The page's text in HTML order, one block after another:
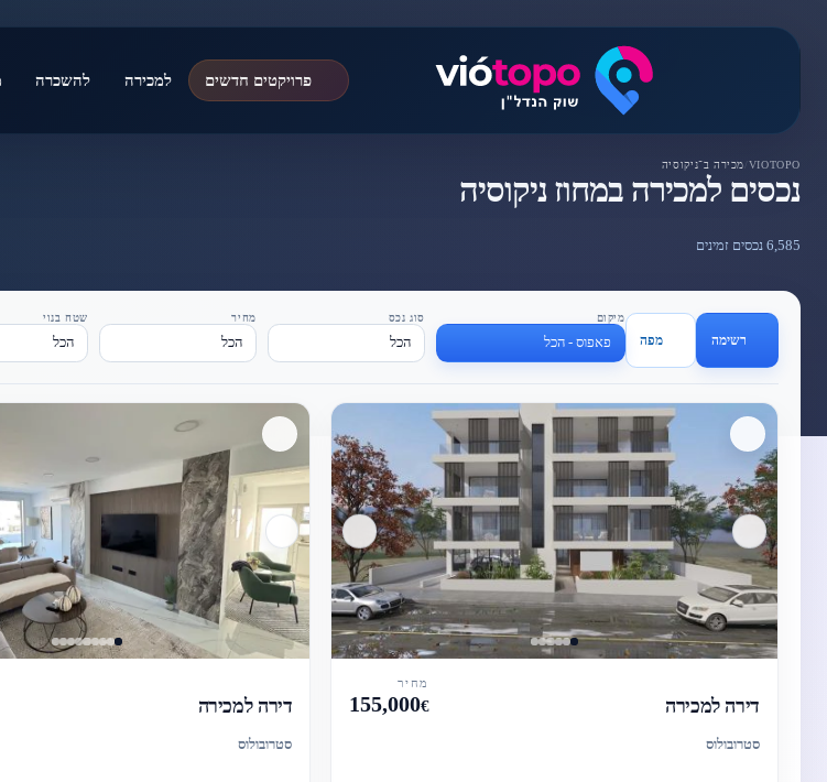
פרויקטים חדשים למכירה להשכרה
VIOTOPO
/מכירה ב־ניקוסיה
נכסים למכירה במחוז ניקוסיה
6,585 נכסים זמינים
רשימה מפה
מיקום
פאפוס - הכל
סוג נכס
הכל
מחיר
הכל
שטח בנוי
הכל
דירה למכירה
סטרובולוס
מחיר
€
155,000 דירה למכירה
סטרובולוס